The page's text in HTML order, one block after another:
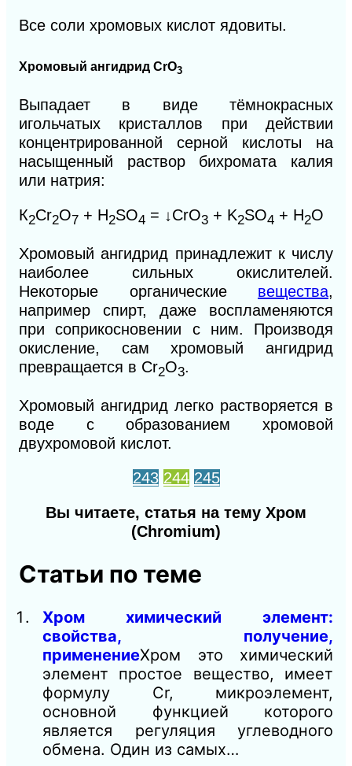
Все соли хромовых кислот ядовиты.
Хромовый ангидрид СrО3
Выпадает в виде тёмнокрасных
игольчатых кристаллов при действии
концентрированной серной кислоты на
насыщенный раствор бихромата калия
или натрия:
К2Сr2O7 + H2SO4 = ↓CrO3 + K2SO4 + Н2O
Хромовый ангидрид принадлежит к числу
наиболее сильных окислителей.
Некоторые органические вещества,
например спирт, даже воспламеняются
при соприкосновении с ним. Производя
окисление, сам хромовый ангидрид
превращается в Сr2O3.
Хромовый ангидрид легко растворяется в
воде с образованием хромовой
двухромовой кислот.
243 244 245
Вы читаете, статья на тему Хром
(Chromium)
Статьи по теме
Хром химический элемент:
свойства, получение,
применениеХром это химический
элемент простое вещество, имеет
формулу Cr, микроэлемент,
основной функцией которого
является регуляция углеводного
обмена. Один из самых…